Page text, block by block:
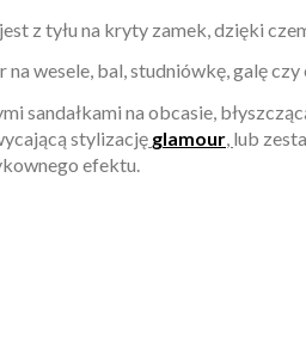
z tyłu na kryty zamek, dzięki
na wesele, bal, studniówkę, galę
sandałkami na obcasie,
stylizację glamour, lub
efektu.